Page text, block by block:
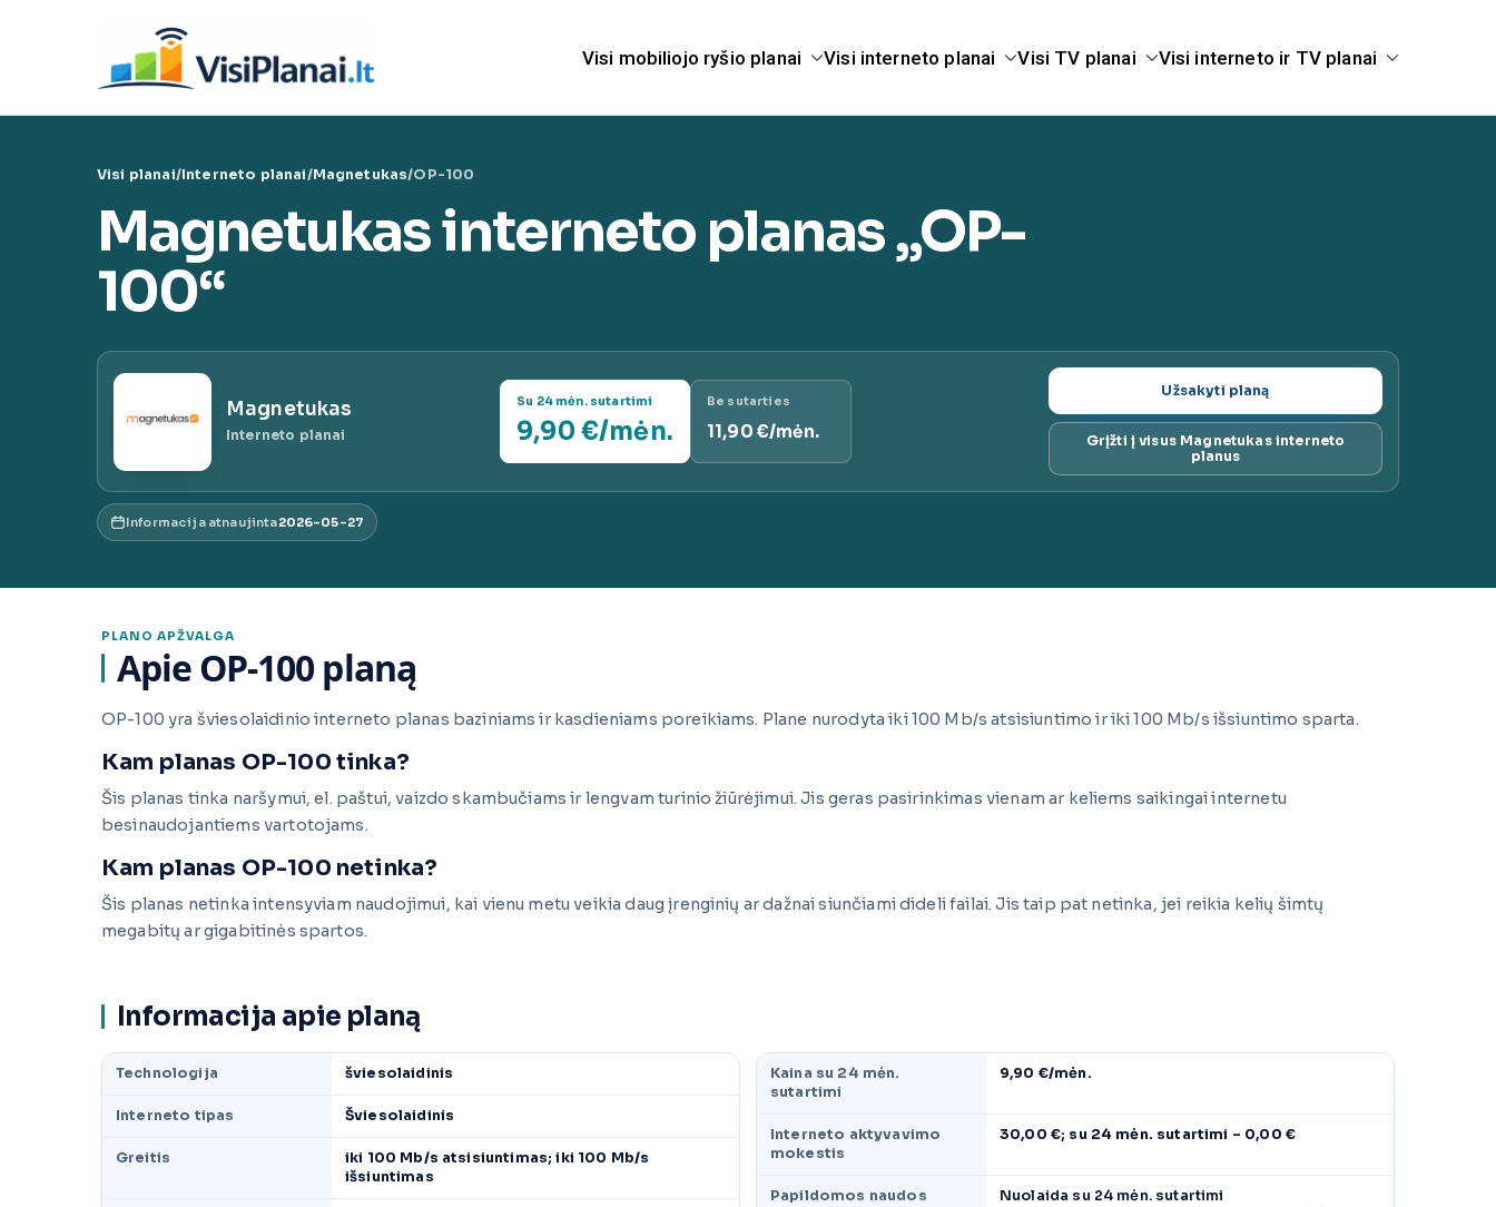
Visi telekomunikacijų paslaugų planai |
Visi mobiliojo ryšio planai Visi interneto planai Visi TV planai Visi interneto ir TV planai
Visi planai/Interneto planai/Magnetukas/OP-100
Magnetukas interneto planas „OP-
100“
Magnetukas
Interneto planai
Su 24 mėn. sutartimi
9,90 €/mėn.
Be sutarties
11,90 €/mėn.
Užsakyti planą
Grįžti į visus Magnetukas interneto
planus
Informacija atnaujinta2026-05-27
PLANO APŽVALGA
Apie OP-100 planą
OP-100 yra šviesolaidinio interneto planas baziniams ir kasdieniams poreikiams. Plane nurodyta iki 100 Mb/s atsisiuntimo ir iki 100 Mb/s išsiuntimo sparta.
Kam planas OP-100 tinka?
Šis planas tinka naršymui, el. paštui, vaizdo skambučiams ir lengvam turinio žiūrėjimui. Jis geras pasirinkimas vienam ar keliems saikingai internetu
besinaudojantiems vartotojams.
Kam planas OP-100 netinka?
Šis planas netinka intensyviam naudojimui, kai vienu metu veikia daug įrenginių ar dažnai siunčiami dideli failai. Jis taip pat netinka, jei reikia kelių šimtų
megabitų ar gigabitinės spartos.
Informacija apie planą
Technologija šviesolaidinis
Interneto tipas Šviesolaidinis
Greitis
iki 100 Mb/s atsisiuntimas; iki 100 Mb/s
išsiuntimas
Kaina su 24 mėn.
sutartimi
9,90 €/mėn.
Interneto aktyvavimo
mokestis
30,00 €; su 24 mėn. sutartimi – 0,00 €
Papildomos naudos
Nuolaida su 24 mėn. sutartimi